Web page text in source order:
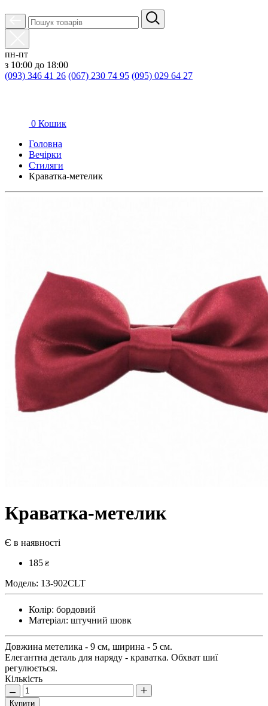
пн-пт
з 10:00 до 18:00
(093) 346 41 26 (067) 230 74 95 (095) 029 64 27
0 Кошик
Головна
Вечірки
Стиляги
Краватка-метелик
Краватка-метелик
Є в наявності
185 ₴
Модель: 13-902CLT
Колір: бордовий
Матеріал: штучний шовк
Довжина метелика - 9 см, ширина - 5 см.
Елегантна деталь для наряду - краватка. Обхват шиї
регулюється.
Кількість
Купити